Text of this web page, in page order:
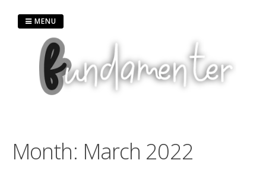
MENU
Month: March 2022